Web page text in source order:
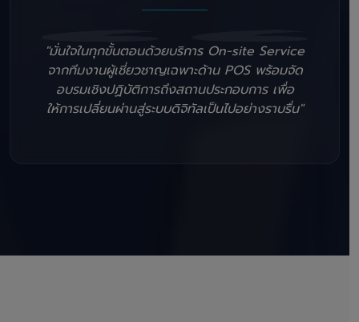
"มั่นใจในทุกขั้นตอนด้วยบริการ On-site Service
จากทีมงานผู้เชี่ยวชาญเฉพาะด้าน POS พร้อมจัด
อบรมเชิงปฏิบัติการถึงสถานประกอบการ เพื่อ
ให้การเปลี่ยนผ่านสู่ระบบดิจิทัลเป็นไปอย่างราบรื่น"